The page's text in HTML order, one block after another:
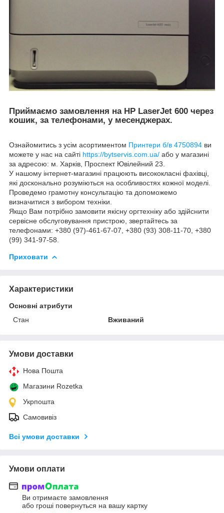
Приймаємо замовлення на HP LaserJet 600 через
кошик, за телефонами, у месенджерах.
Ознайомитись з усім асортиментом Принтери б/в 4750894 ви
можете у нас на сайті https://bytservis.com.ua/ або у магазині
за адресою: м. Харків, Проспект Ювілейний 23.
У нашому інтернет-магазині працюють висококласні фахівці,
які досконально розуміються на особливостях кожної моделі.
Проведемо грамотну консультацію та допоможемо
визначитися з вибором техніки.
Якщо Вам потрібно замовити якісну оргтехніку або здійснити
сервісне обслуговування пристрою, звертайтесь за
телефонами: +380 (97)-461-67-07, +380 (93) 308-11-70, +380
(99) 341-97-58.
Приховати
Характеристики
Основні атрибути
Стан
Вживаний
Умови доставки
Нова Пошта
Магазини Rozetka
Укрпошта
Самовивіз
Всі умови доставки
Умови оплати
Ви отримаєте замовлення
або гроші повернуться на вашу картку